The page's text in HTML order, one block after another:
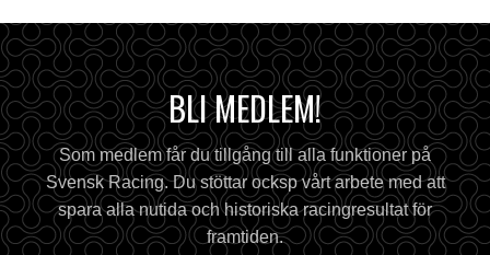
BLI MEDLEM!
Som medlem får du tillgång till alla funktioner på
Svensk Racing. Du stöttar ocksp vårt arbete med att
spara alla nutida och historiska racingresultat för
framtiden.